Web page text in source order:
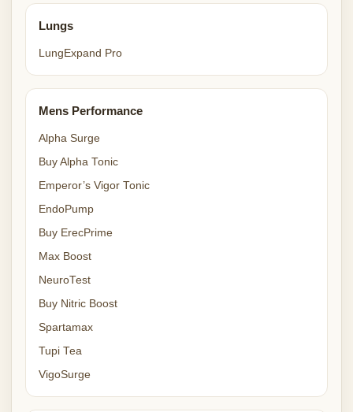
Lungs
LungExpand Pro
Mens Performance
Alpha Surge
Buy Alpha Tonic
Emperor’s Vigor Tonic
EndoPump
Buy ErecPrime
Max Boost
NeuroTest
Buy Nitric Boost
Spartamax
Tupi Tea
VigoSurge